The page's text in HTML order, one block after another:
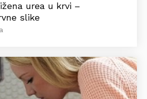
urea u krvi –
slike